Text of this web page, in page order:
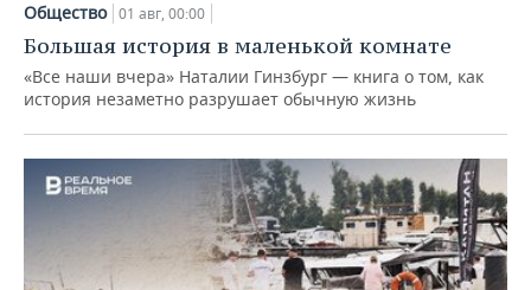
Общество 01 авг, 00:00
Большая история в маленькой комнате
«Все наши вчера» Наталии Гинзбург — книга о том, как
история незаметно разрушает обычную жизнь